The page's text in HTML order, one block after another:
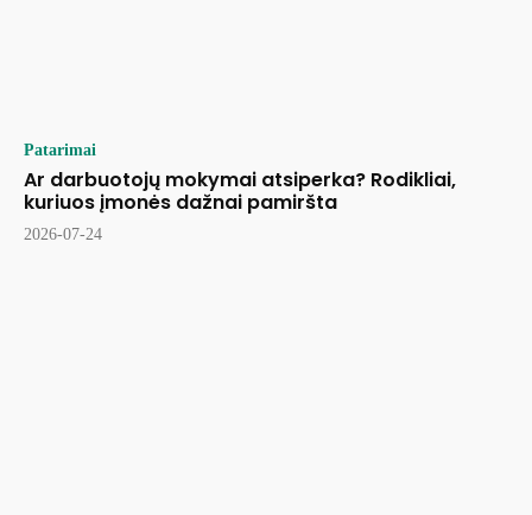
Patarimai
Ar darbuotojų mokymai atsiperka? Rodikliai,
kuriuos įmonės dažnai pamiršta
2026-07-24